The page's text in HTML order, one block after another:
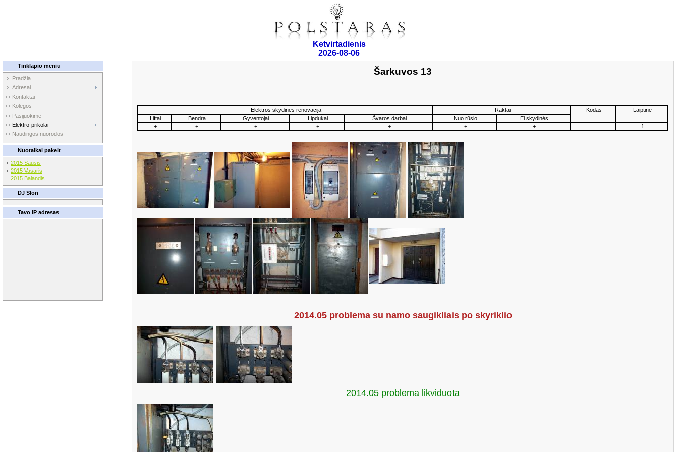
Ketvirtadienis
2026-08-06
Tinklapio meniu
Pradžia
Adresai
Kontaktai
Kolegos
Pasijuokime
Elektro-prikolai
Naudingos nuorodos
Nuotaikai pakelt
2015 Sausis
2015 Vasaris
2015 Balandis
DJ Slon
Tavo IP adresas
Šarkuvos 13
Elektros skydinės renovacija Raktai Kodas
Laiptinė
Liftai
Bendra Gyventojai Lipdukai Švaros darbai Nuo rūsio
El.skydinės
+
+ + + + + + 1
2014.05 problema su namo saugikliais po skyriklio
2014.05 problema likviduota